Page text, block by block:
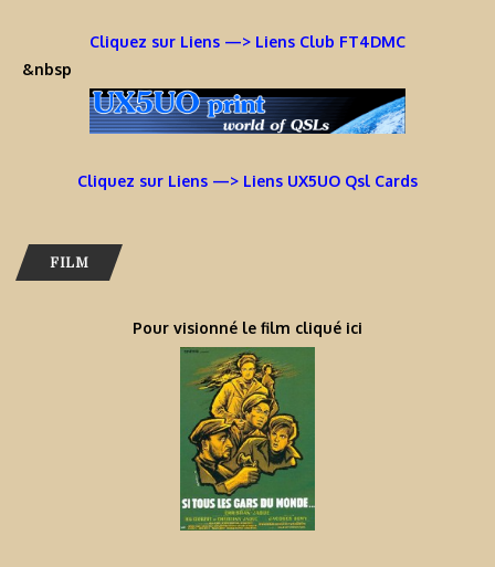
Cliquez sur Liens —> Liens Club FT4DMC
&nbsp
Cliquez sur Liens —> Liens UX5UO Qsl Cards
FILM
Pour visionné le film cliqué ici